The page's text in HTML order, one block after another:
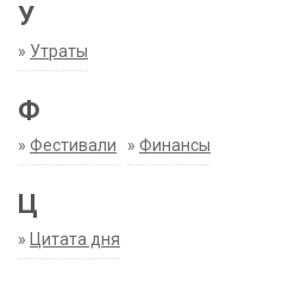
У
» Утраты
Ф
» Фестивали » Финансы
Ц
» Цитата дня